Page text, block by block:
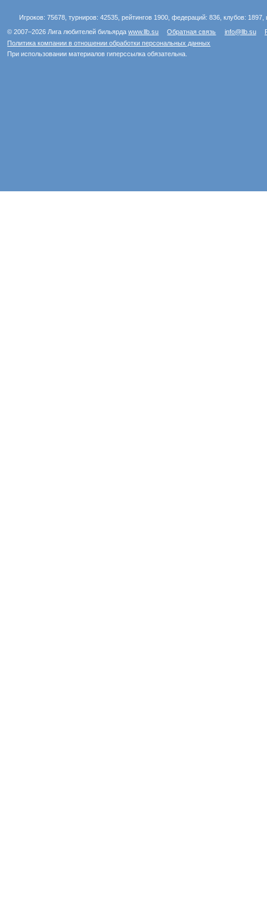
Игроков: 75678, турниров: 42535, рейтингов 1900, федераций: 836, клубов:
© 2007–2026 Лига любителей бильярдаwww.llb.su Обратная связь info@llb.su
Политика компании в отношении обработки персональных данных
При использовании материалов гиперссылка обязательна.